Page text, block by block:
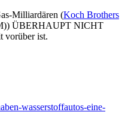
Milliardären (Koch Brothers
ÜBERHAUPT NICHT
vorüber ist.
wasserstoffautos-eine-